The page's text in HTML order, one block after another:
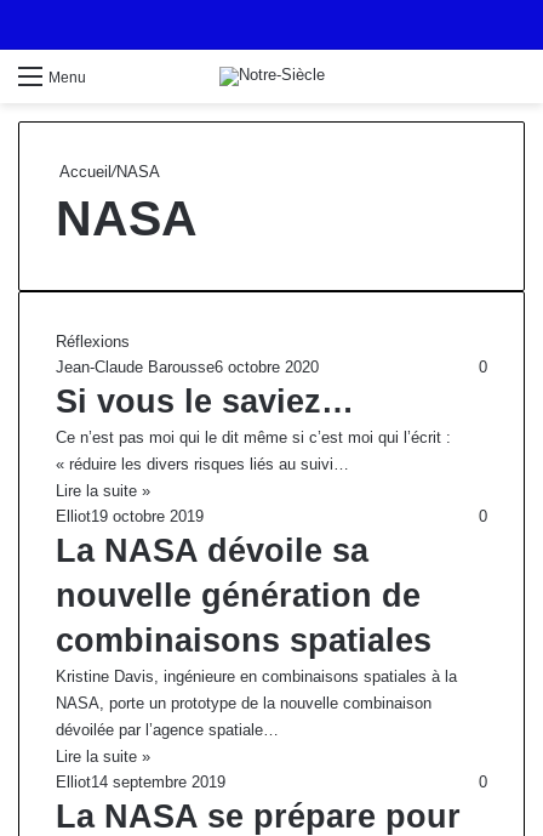
Menu
Accueil/NASA
NASA
Réflexions
Jean-Claude Barousse6 octobre 2020 0
Si vous le saviez…
Ce n’est pas moi qui le dit même si c’est moi qui l’écrit :
« réduire les divers risques liés au suivi…
Lire la suite »
Elliot19 octobre 2019 0
La NASA dévoile sa
nouvelle génération de
combinaisons spatiales
Kristine Davis, ingénieure en combinaisons spatiales à la
NASA, porte un prototype de la nouvelle combinaison
dévoilée par l’agence spatiale…
Lire la suite »
Elliot14 septembre 2019 0
La NASA se prépare pour